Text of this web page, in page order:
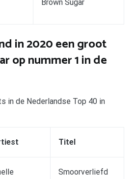
Brown Sugar
in 2020 een groot
op nummer 1 in de
in de Nederlandse Top 40 in
Titel
Smoorverliefd